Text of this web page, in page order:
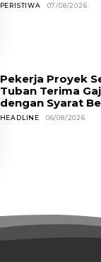
PERISTIWA 07/08/2026
Pekerja Proyek
Tuban Terima
dengan Syarat
HEADLINE 06/08/2026